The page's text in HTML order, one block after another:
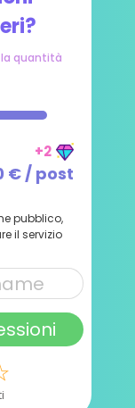
la quantità
+2
€ / post
pubblico,
il servizio